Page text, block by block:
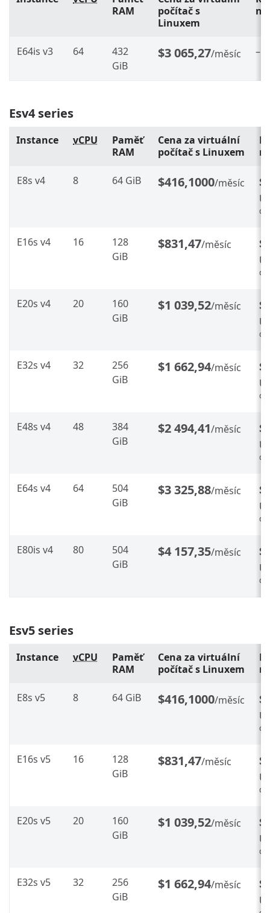
RAM
počítač s
Linuxem
E64is v3 64
432
GiB
$3 065,27/měsíc –
Esv4 series
Instance vCPU
Paměť
RAM
Cena za virtuální
počítač s Linuxem
E8s v4 8 64 GiB $416,1000/měsíc
%
E16s v4 16
128
GiB
$831,47/měsíc
%
E20s v4 20
160
GiB
$1 039,52/měsíc
%
E32s v4 32
256
GiB
$1 662,94/měsíc
%
E48s v4 48
384
GiB
$2 494,41/měsíc
%
E64s v4 64
504
GiB
$3 325,88/měsíc
%
E80is v4 80
504
GiB
$4 157,35/měsíc
%
Esv5 series
Instance vCPU
Paměť
RAM
Cena za virtuální
počítač s Linuxem
E8s v5 8 64 GiB $416,1000/měsíc
%
E16s v5 16
128
GiB
$831,47/měsíc
%
E20s v5 20
160
GiB
$1 039,52/měsíc
%
E32s v5 32
256
GiB
$1 662,94/měsíc